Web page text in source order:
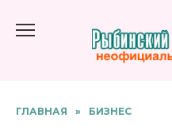
содержанию
ГЛАВНАЯ » БИЗНЕС